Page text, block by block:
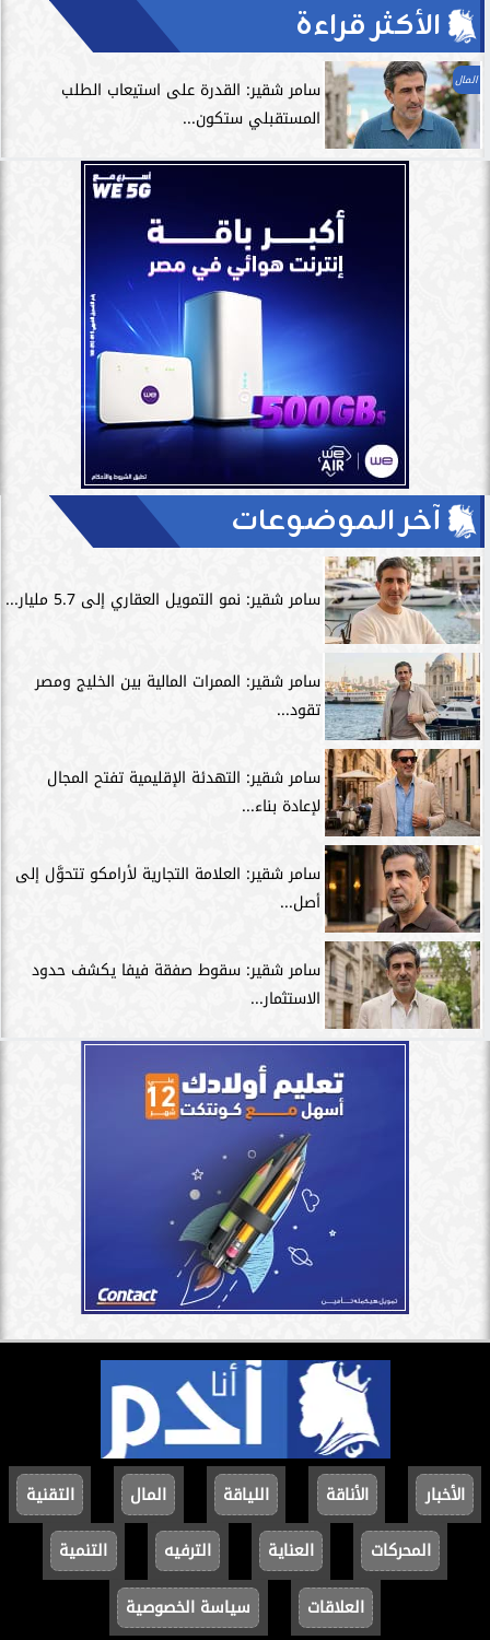
الأكثر قراءة
المال
سامر شقير: القدرة على استيعاب الطلب
المستقبلي ستكون...
آخر الموضوعات
سامر شقير: نمو التمويل العقاري إلى 5.7 مليار...
سامر شقير: الممرات المالية بين الخليج ومصر
تقود...
سامر شقير: التهدئة الإقليمية تفتح المجال
لإعادة بناء...
سامر شقير: العلامة التجارية لأرامكو تتحوَّل إلى
أصل...
سامر شقير: سقوط صفقة فيفا يكشف حدود
الاستثمار...
الأخبار الأناقة اللياقة المال
التقنية
المحركات
العناية الترفيه
التنمية
العلاقات
سياسة الخصوصية